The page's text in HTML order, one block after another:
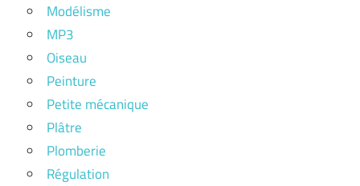
Modélisme
MP3
Oiseau
Peinture
Petite mécanique
Plâtre
Plomberie
Régulation